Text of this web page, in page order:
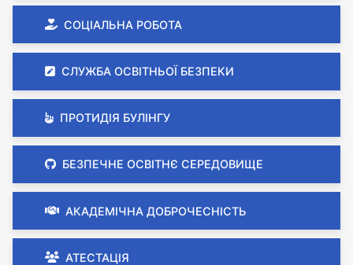
СОЦІАЛЬНА РОБОТА
СЛУЖБА ОСВІТНЬОЇ БЕЗПЕКИ
ПРОТИДІЯ БУЛІНГУ
БЕЗПЕЧНЕ ОСВІТНЄ СЕРЕДОВИЩЕ
АКАДЕМІЧНА ДОБРОЧЕСНІСТЬ
АТЕСТАЦІЯ